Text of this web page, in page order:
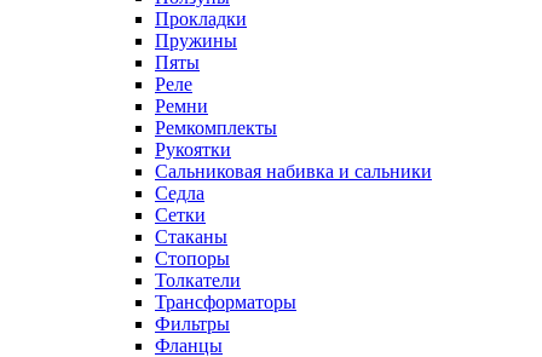
Прокладки
Пружины
Пяты
Реле
Ремни
Ремкомплекты
Рукоятки
Сальниковая набивка и сальники
Седла
Сетки
Стаканы
Стопоры
Толкатели
Трансформаторы
Фильтры
Фланцы